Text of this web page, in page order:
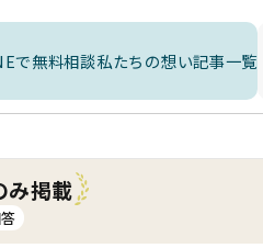
で無料相談私たちの想い記事一覧
み掲載